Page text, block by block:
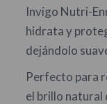
Invigo Nutri-
hidrata y
dejándolo
Perfecto para
el brillo natural